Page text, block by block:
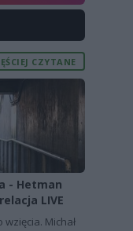
CZYTANE
- Hetman
LIVE
Michał